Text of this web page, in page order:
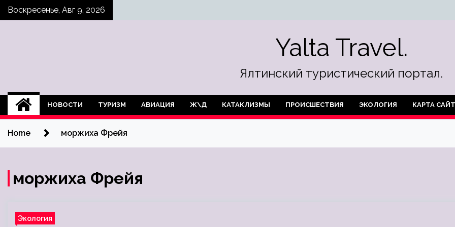
SkipВоскресенье, Авг 9, 2026
Yalta Travel.
Ялтинский туристический портал.
НОВОСТИ ТУРИЗМ АВИАЦИЯ Ж\Д КАТАКЛИЗМЫ ПРОИСШЕСТВИЯ ЭКОЛОГИЯ КАРТА
Home моржиха Фрейя
моржиха Фрейя
Экология